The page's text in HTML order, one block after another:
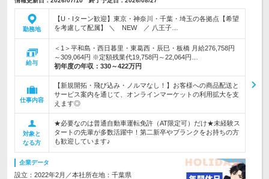
勤務地
【U・Iターン歓迎】東京・神奈川・千葉・埼玉の各拠点【希望
を考慮して配属】 ＼ NEW ／ 八王子…
給与
＜1＞平和島・西日暮里・東葛西・辰巳・板橋 月給276,758円
～309,064円 ※定額残業代19,758円～22,064円…
初年度の年収： 330～422万円
仕事内容
【新規開拓・飛び込み・ノルマなし！】お客様への商品配送と
サービス案内を通じて、オンラインマーケットの利用拡大を支
えます◎
対象と
なる方
★必要なのは普通自動車運転免許（AT限定可）だけ★未経験ス
タートの先輩が多数活躍中！第二新卒やブランクをお持ちの方
も歓迎しています♪
企業データ
設立：2022年2月／本社所在地：千葉県